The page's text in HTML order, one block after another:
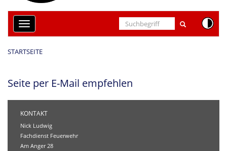
Toggle
navigation
STARTSEITE
Seite per E-Mail empfehlen
KONTAKT
Nick Ludwig
Fachdienst Feuerwehr
Am Anger 28